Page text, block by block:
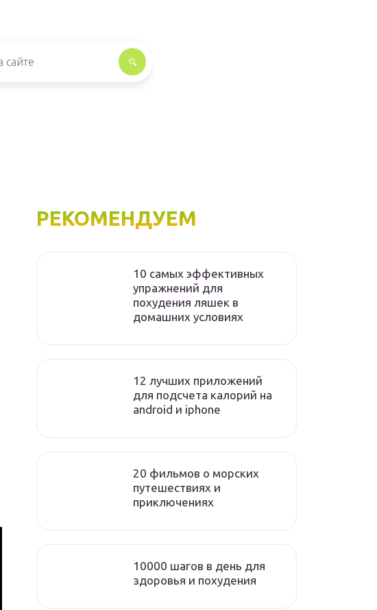
РЕКОМЕНДУЕМ
10 самых эффективных
упражнений для
похудения ляшек в
домашних условиях
12 лучших приложений
для подсчета калорий на
android и iphone
20 фильмов о морских
путешествиях и
приключениях
10000 шагов в день для
здоровья и похудения